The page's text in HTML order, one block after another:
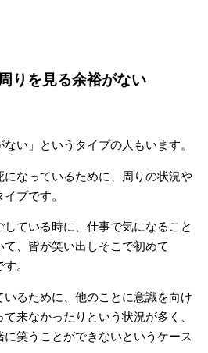
りを見る余裕がない
い」というタイプの人もいます。
になっているために、周りの状況や
プです。
ている時に、仕事で気になること
、皆が笑い出しそこで初めて
。
るために、他のことに意識を向け
来なかったりという状況が多く、
笑うことができないというケース